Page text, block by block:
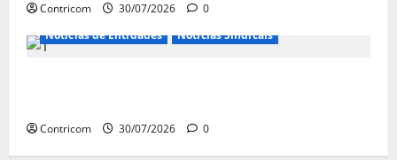
Contricom 30/07/2026
0
Notícias de Entidades
Notícias Sindicais
Contricom 30/07/2026 0